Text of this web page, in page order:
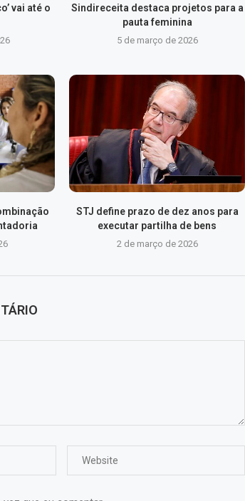
vai até o
Sindireceita destaca projetos para a
pauta feminina
5 de março de 2026
STJ define prazo de dez anos para
executar partilha de bens
2 de março de 2026